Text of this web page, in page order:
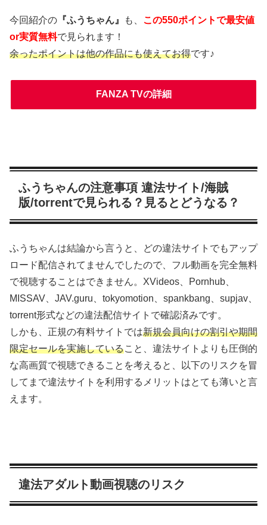
今回紹介の 『ふうちゃん』 も、 この550ポイントで最安値
or実質無料で見られます！
余ったポイントは他の作品にも使えてお得です♪
FANZA TVの詳細
ふうちゃんの注意事項 違法サイト/海賊
版/torrentで見られる？見るとどうなる？
ふうちゃんは結論から言うと、どの違法サイトでもアップ
ロード配信されてませんでしたので、フル動画を完全無料
で視聴することはできません。XVideos、Pornhub、
MISSAV、JAV.guru、tokyomotion、spankbang、supjav、
torrent形式などの違法配信サイトで確認済みです。
しかも、正規の有料サイトでは新規会員向けの割引や期間
限定セールを実施していること、違法サイトよりも圧倒的
な高画質で視聴できることを考えると、以下のリスクを冒
してまで違法サイトを利用するメリットはとても薄いと言
えます。
違法アダルト動画視聴のリスク